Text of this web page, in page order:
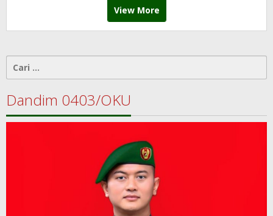
View More
untuk:
Dandim 0403/OKU